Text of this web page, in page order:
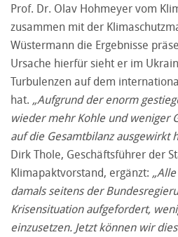
Prof. Dr. Olav Hohmeyer vom
zusammen mit der
Wüstermann die Ergebnisse
Ursache hierfür sieht er im
Turbulenzen auf dem
hat. „Aufgrund der enorm
wieder mehr Kohle und weniger
auf die Gesamtbilanz ausgewirkt
Dirk Thole, Geschäftsführer der
Klimapaktvorstand, ergänzt:
damals seitens der
Krisensituation aufgefordert,
einzusetzen. Jetzt können wir